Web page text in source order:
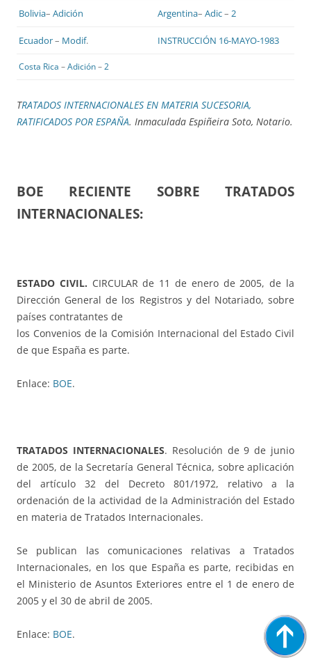
Bolivia– Adición Argentina– Adic– 2
Ecuador– Modif. INSTRUCCIÓN 16-MAYO-1983
Costa Rica –Adición–2
TRATADOS INTERNACIONALES EN MATERIA SUCESORIA,
RATIFICADOS POR ESPAÑA. Inmaculada Espiñeira Soto, Notario.
BOE RECIENTE SOBRE TRATADOS
INTERNACIONALES:
ESTADO CIVIL. CIRCULAR de 11 de enero de 2005, de la
Dirección General de los Registros y del Notariado, sobre
países contratantes de
los Convenios de la Comisión Internacional del Estado Civil
de que España es parte.
Enlace: BOE.
TRATADOS INTERNACIONALES. Resolución de 9 de junio
de 2005, de la Secretaría General Técnica, sobre aplicación
del artículo 32 del Decreto 801/1972, relativo a la
ordenación de la actividad de la Administración del Estado
en materia de Tratados Internacionales.
Se publican las comunicaciones relativas a Tratados
Internacionales, en los que España es parte, recibidas en
el Ministerio de Asuntos Exteriores entre el 1 de enero de
2005 y el 30 de abril de 2005.
Enlace: BOE.